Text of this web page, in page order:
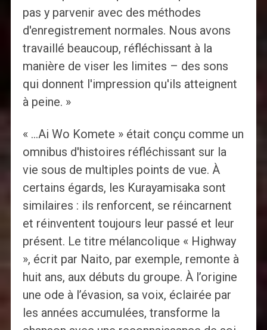
pas y parvenir avec des méthodes
d'enregistrement normales. Nous avons
travaillé beaucoup, réfléchissant à la
manière de viser les limites – des sons
qui donnent l'impression qu'ils atteignent
à peine. »
« …Ai Wo Komete » était conçu comme un
omnibus d'histoires réfléchissant sur la
vie sous de multiples points de vue. À
certains égards, les Kurayamisaka sont
similaires : ils renforcent, se réincarnent
et réinventent toujours leur passé et leur
présent. Le titre mélancolique « Highway
», écrit par Naito, par exemple, remonte à
huit ans, aux débuts du groupe. À l’origine
une ode à l’évasion, sa voix, éclairée par
les années accumulées, transforme la